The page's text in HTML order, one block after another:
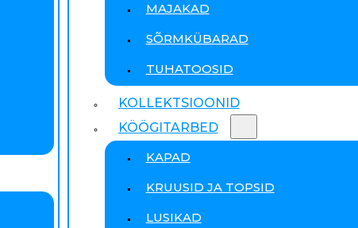
MAJAKAD
SÕRMKÜBARAD
TUHATOOSID
KOLLEKTSIOONID
KÖÖGITARBED
KAPAD
KRUUSID JA TOPSID
LUSIKAD